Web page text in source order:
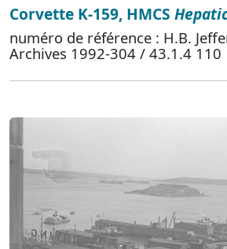
Corvette K-159, HMCS
numéro de référence : H.B.
Archives 1992-304 / 43.1.4 110